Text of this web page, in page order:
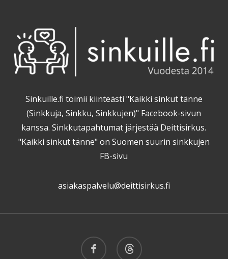
Sinkuille.fi toimii kiinteästi "Kaikki sinkut tänne
(Sinkkuja, Sinkku, Sinkkujen)" Facebook-sivun
kanssa. Sinkkutapahtumat järjestää Deittisirkus.
"Kaikki sinkut tänne" on Suomen suurin sinkkujen
FB-sivu
asiakaspalvelu@deittisirkus.fi
facebook threads